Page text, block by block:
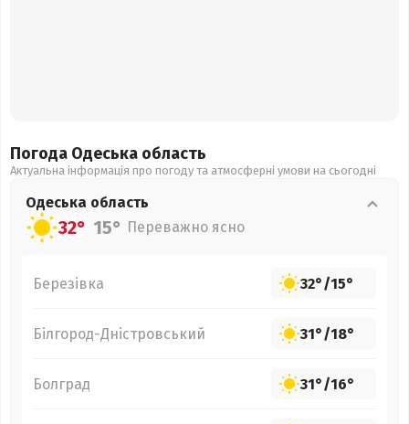
Погода Одеська область
Актуальна інформація про погоду та атмосферні умови на сьогодні
Одеська область
32° 15° Переважно ясно
Березівка 32°/15°
Білгород-Дністровський 31°/18°
Болград 31°/16°